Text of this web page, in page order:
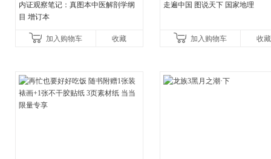
内证观察笔记：真图本中医解剖学纲
目 增订本
加入购物车 收藏
走遍中国 图说天下 国家地理
加入购物车 收藏